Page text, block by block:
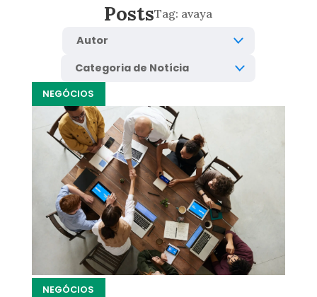
PostsTag: avaya
NEGÓCIOS
NEGÓCIOS